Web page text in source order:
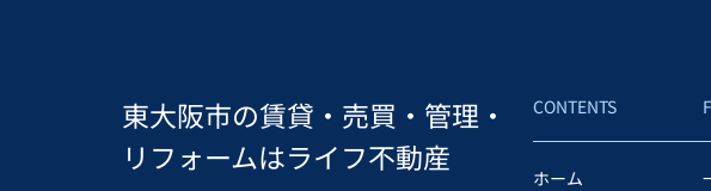
東大阪市の賃貸・売買・管理・
リフォームはライフ不動産
CONTENTS
ホーム